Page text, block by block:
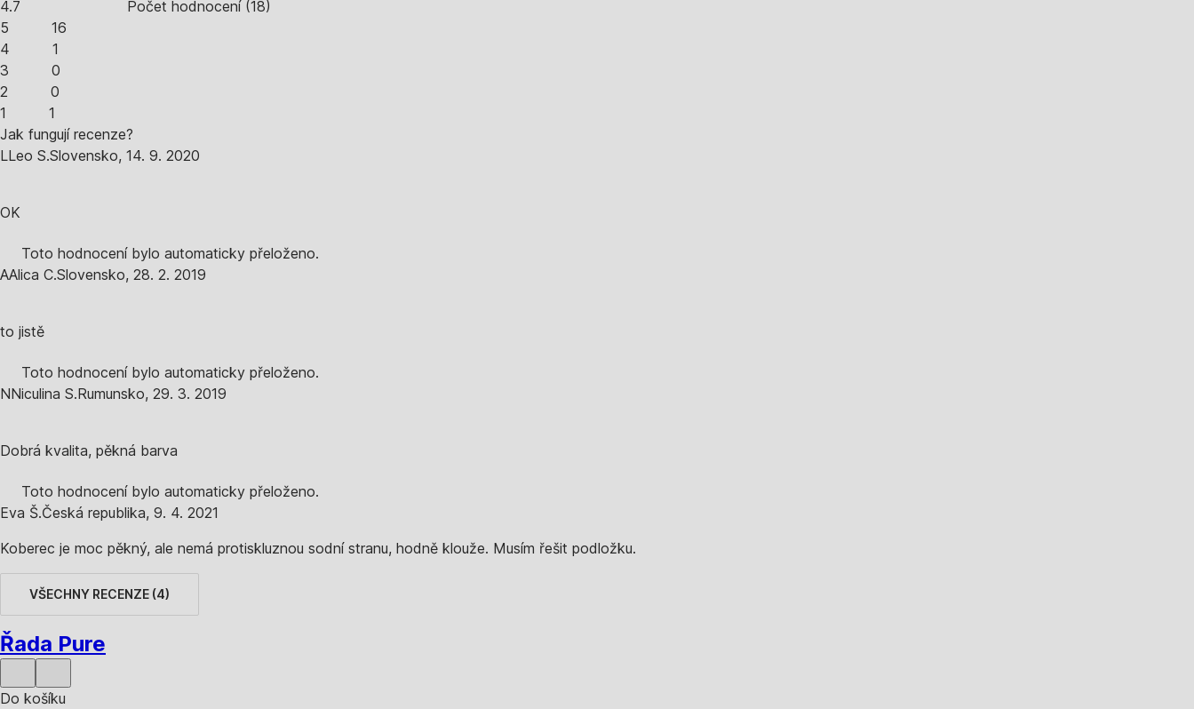
4.7 Počet hodnocení(18)
5
16
4
1
3
0
2
0
1
1
Jak fungují recenze?
LLeo S.Slovensko, 14. 9. 2020
OK
Toto hodnocení bylo automaticky přeloženo.
AAlica C.Slovensko, 28. 2. 2019
to jistě
Toto hodnocení bylo automaticky přeloženo.
NNiculina S.Rumunsko, 29. 3. 2019
Dobrá kvalita, pěkná barva
Toto hodnocení bylo automaticky přeloženo.
Eva Š.Česká republika, 9. 4. 2021
Koberec je moc pěkný, ale nemá protiskluznou sodní stranu, hodně klouže. Musím řešit podložku.
VŠECHNY RECENZE (4)
Řada Pure
Do košíku